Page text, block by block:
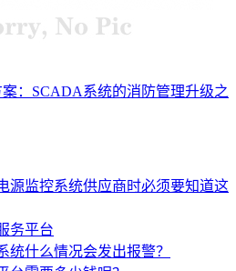
：SCADA系统的消防管理升级之
源监控系统供应商时必须要知道这
务平台
统什么情况会发出报警？